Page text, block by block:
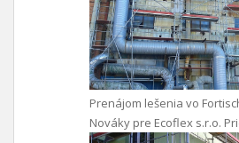
Prenájom lešenia vo
Nováky pre Ecoflex s.r.o.